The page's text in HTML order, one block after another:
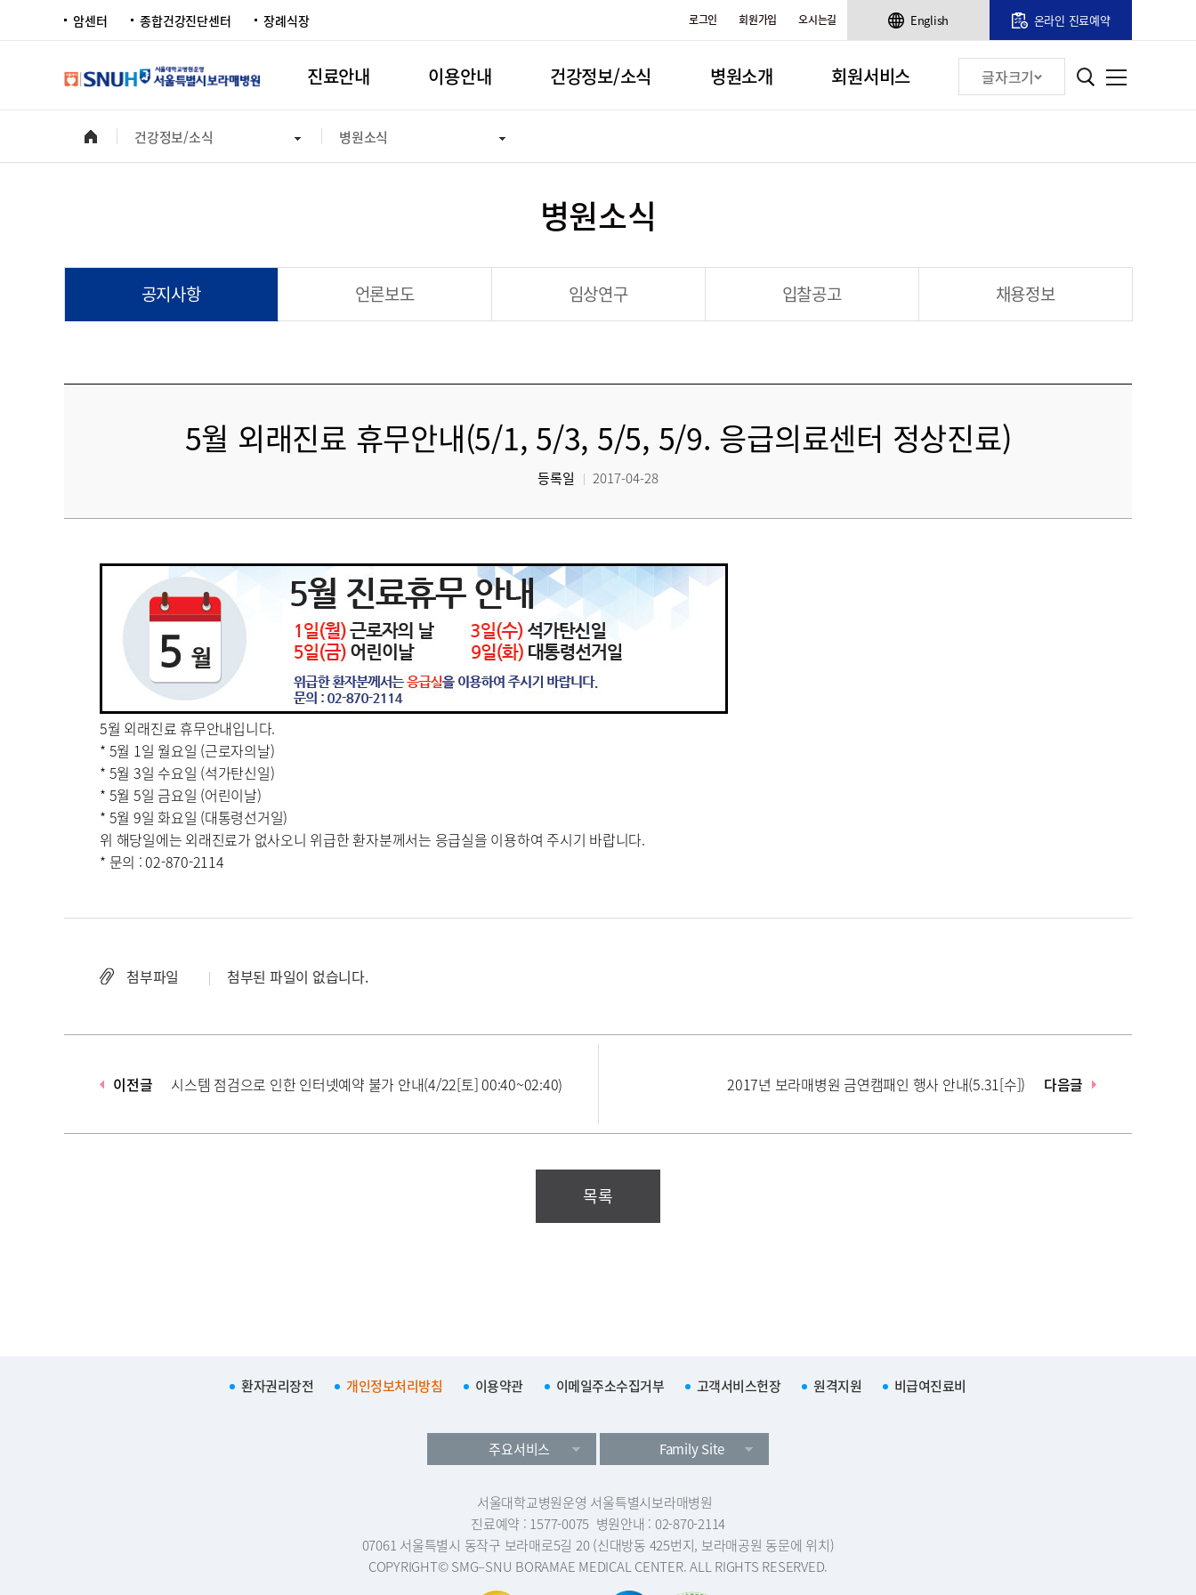
암센터 종합건강진단센터 장례식장 로그인 회원가입 오시는길 English 온라인 진료예약
진료안내 이용안내 건강정보/소식 병원소개 회원서비스 글자크기
건강정보/소식 병원소식
병원소식
공지사항 언론보도 임상연구 입찰공고 채용정보
5월 외래진료 휴무안내(5/1, 5/3, 5/5, 5/9. 응급의료센터 정상진료)
등록일 2017-04-28
5월 외래진료 휴무안내입니다.
* 5월 1일 월요일 (근로자의날)
* 5월 3일 수요일 (석가탄신일)
* 5월 5일 금요일 (어린이날)
* 5월 9일 화요일 (대통령선거일)
위 해당일에는 외래진료가 없사오니 위급한 환자분께서는 응급실을 이용하여 주시기 바랍니다.
* 문의 : 02-870-2114
첨부파일 첨부된 파일이 없습니다.
이전글 시스템 점검으로 인한 인터넷예약 불가 안내(4/22[토] 00:40~02:40) 2017년 보라매병원 금연캠패인 행사 안내(5.31[수]) 다음글
목록
환자권리장전 개인정보처리방침 이용약관 이메일주소수집거부 고객서비스헌장 원격지원 비급여진료비
주요서비스 Family Site
서울대학교병원운영 서울특별시보라매병원
진료예약 : 1577-0075 병원안내 : 02-870-2114
07061 서울특별시 동작구 보라매로5길 20 (신대방동 425번지, 보라매공원 동문에 위치)
COPYRIGHT© SMG–SNU BORAMAE MEDICAL CENTER. ALL RIGHTS RESERVED.